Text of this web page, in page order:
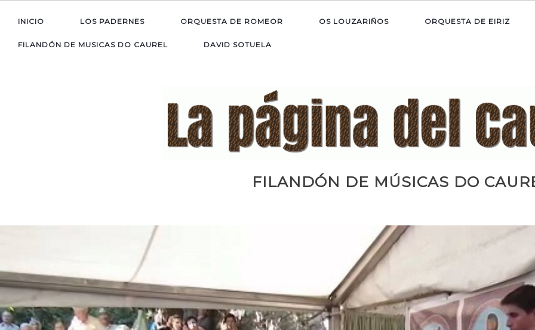
INICIO LOS PADERNES ORQUESTA DE ROMEOR OS LOUZARIÑOS ORQUESTA DE EIRIZ
FILANDÓN DE MUSICAS DO CAUREL DAVID SOTUELA
FILANDÓN DE MÚSICAS DO